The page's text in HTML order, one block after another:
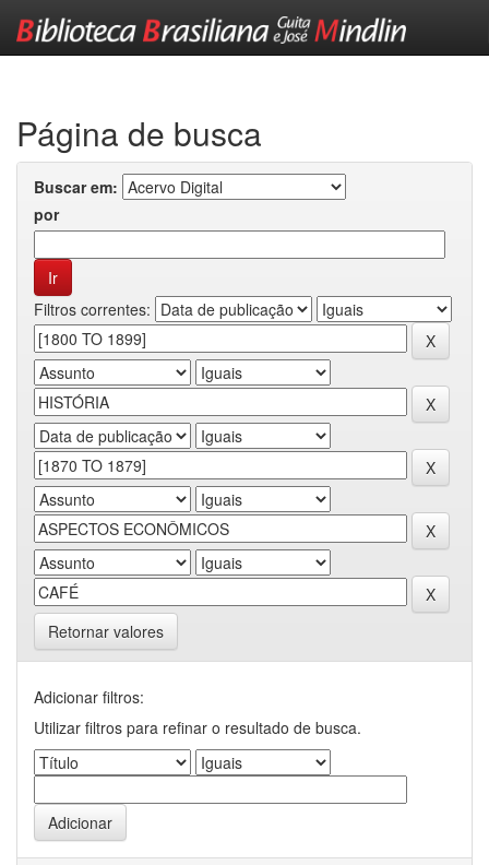
Página de busca
Buscar em:
por
Filtros correntes:
Retornar valores
Adicionar filtros:
Utilizar filtros para refinar o resultado de busca.